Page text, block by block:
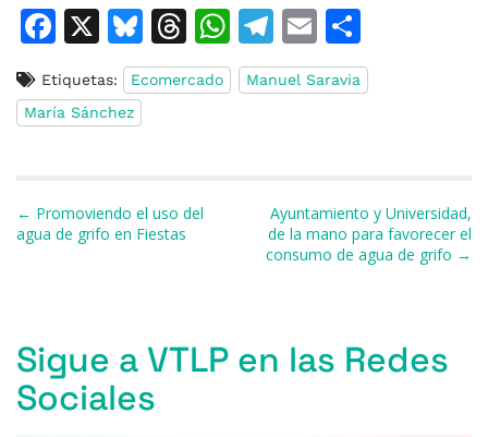
F
c
e
o
o
X
Bl
u
e
y
T
h
re
s
W
h
at
T
el
e
m
E
m
ai
o
m
ti
r
Etiquetas: Ecomercado
Manuel Saravia
María Sánchez
Navegación de entradas
← Promoviendo el uso del
agua de grifo en Fiestas
Ayuntamiento y Universidad,
de la mano para favorecer el
consumo de agua de grifo →
Sigue a VTLP en las Redes
Sociales